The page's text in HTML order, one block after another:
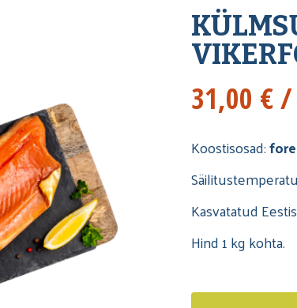
31,00 €/
Koostisosad:
Kasvatatud
Hind 1 kg kohta.